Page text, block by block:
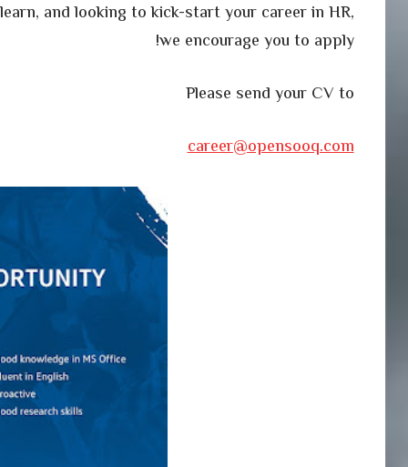
and looking to kick-start your career in HR,
we encourage you to apply!
Please send your CV to
career@opensooq.com